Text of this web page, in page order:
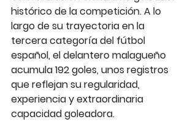
histórico de la competición. A lo
largo de su trayectoria en la
tercera categoría del fútbol
español, el delantero malagueño
acumula 192 goles, unos registros
que reflejan su regularidad,
experiencia y extraordinaria
capacidad goleadora.